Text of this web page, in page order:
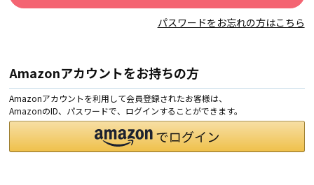
パスワードをお忘れの方はこちら
Amazonアカウントをお持ちの方
Amazonアカウントを利用して会員登録されたお客様は、
AmazonのID、パスワードで、ログインすることができます。